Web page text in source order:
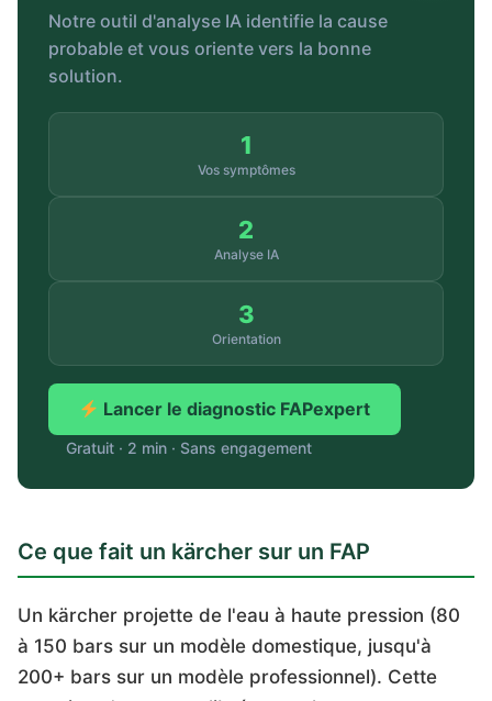
Notre outil d'analyse IA identifie la cause
probable et vous oriente vers la bonne
solution.
1
Vos symptômes
2
Analyse IA
3
Orientation
Lancer le diagnostic FAPexpert
Gratuit · 2 min · Sans engagement
Ce que fait un kärcher sur un FAP
Un kärcher projette de l'eau à haute pression (80
à 150 bars sur un modèle domestique, jusqu'à
200+ bars sur un modèle professionnel). Cette